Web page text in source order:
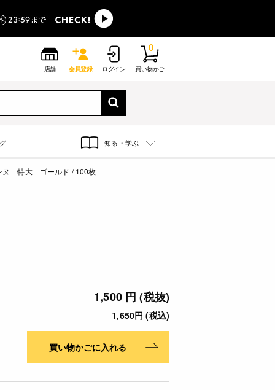
店舗 会員登録 ログイン 買い物かご
0
知る・学ぶ
ヌ 特大 ゴールド / 100枚
1,500 円 (税抜)
1,650円 (税込)
買い物かごに入れる